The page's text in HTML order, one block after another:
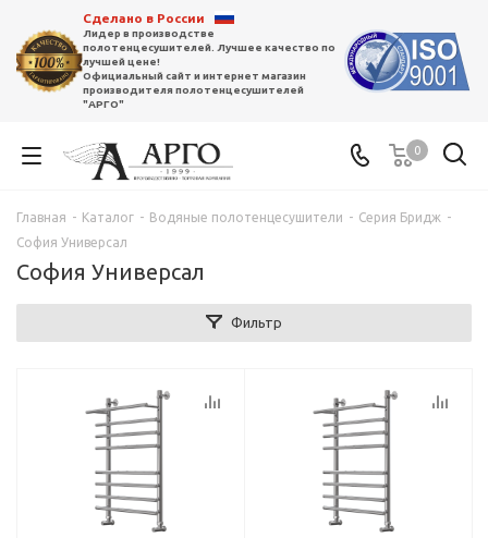
Сделано в России
Лидер в производстве
полотенцесушителей. Лучшее качество по
лучшей цене!
Официальный сайт и интернет магазин
производителя полотенцесушителей
"АРГО"
0
Главная - Каталог - Водяные полотенцесушители - Серия Бридж -
София Универсал
София Универсал
Фильтр